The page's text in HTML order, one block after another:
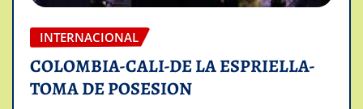
INTERNACIONAL
COLOMBIA-CALI-DE LA ESPRIELLA-
TOMA DE POSESION